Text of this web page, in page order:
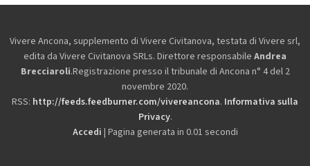
Vivere Ancona, supplemento di Vivere Civitanova, testata di Vivere srl,
edita da Vivere Civitanova SRLs. Direttore responsabile Andrea
Brecciaroli.Registrazione presso il tribunale di Ancona n° 4 del 2
novembre 2020.
RSS: http://feeds.feedburner.com/vivereancona. Informativa sulla
Privacy.
Accedi | Pagina generata in 0.01 secondi